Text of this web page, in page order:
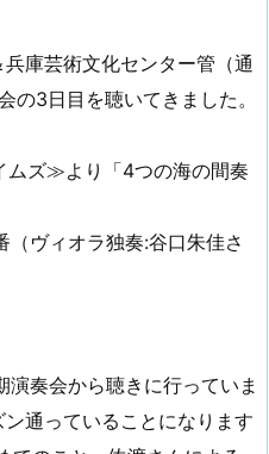
庫芸術文化センター管（通
の3日目を聴いてきました。
ズ≫より「4つの海の間奏
ヴィオラ独奏:谷口朱佳さ
奏会から聴きに行っていま
通っていることになります